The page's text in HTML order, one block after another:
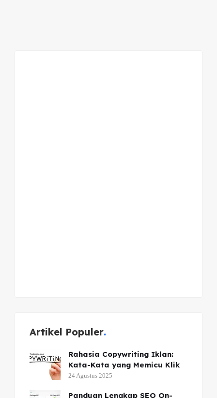
Artikel Populer
Rahasia Copywriting Iklan:
Kata-Kata yang Memicu Klik
24 Agustus 2025
Panduan Lengkap SEO On-